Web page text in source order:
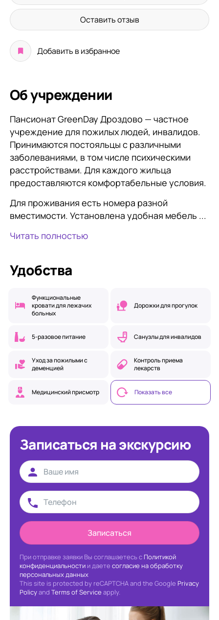
Оставить отзыв
Добавить в избранное
Об учреждении
Пансионат GreenDay Дроздово — частное
учреждение для пожилых людей, инвалидов.
Принимаются постояльцы с различными
заболеваниями, в том числе психическими
расстройствами. Для каждого жильца
предоставляются комфортабельные условия.
Для проживания есть номера разной
вместимости. Установлена удобная мебель ...
Читать полностью
Удобства
Функциональные
кровати для лежачих
больных
Дорожки для прогулок
5-разовое питание Санузлы для инвалидов
Уход за пожилыми с
деменцией
Контроль приема
лекарств
Медицинский присмотр Показать все
Записаться на экскурсию
Записаться
При отправке заявки Вы соглашаетесь с Политикой
конфиденциальности и даете согласие на обработку
персональных данных
This site is protected by reCAPTCHA and the Google Privacy
Policyand Terms of Service apply.